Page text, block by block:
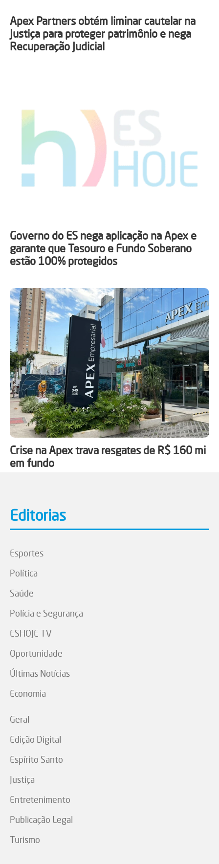
Apex Partners obtém liminar cautelar na
Justiça para proteger patrimônio e nega
Recuperação Judicial
Governo do ES nega aplicação na Apex e
garante que Tesouro e Fundo Soberano
estão 100% protegidos
Crise na Apex trava resgates de R$ 160 mi
em fundo
Editorias
Esportes
Política
Saúde
Polícia e Segurança
ESHOJE TV
Oportunidade
Últimas Notícias
Economia
Geral
Edição Digital
Espírito Santo
Justiça
Entretenimento
Publicação Legal
Turismo